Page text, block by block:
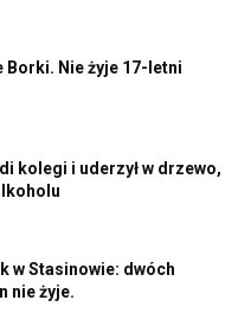
Borki. Nie żyje 17-letni
kolegi i uderzył w drzewo,
w Stasinowie: dwóch
nie żyje.